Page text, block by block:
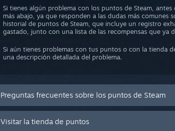
Si tienes algún problema con los puntos de Steam,
más abajo, ya que responden a las dudas más comunes
historial de puntos de Steam, que incluye un registro
gastado, junto con una lista de las recompensas que ya
Si aún tienes problemas con tus puntos o con la tienda
una descripción detallada del problema.
Preguntas frecuentes sobre los puntos de Steam
Visitar la tienda de puntos